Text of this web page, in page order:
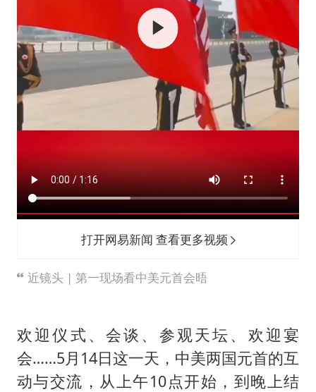
打开网易新闻 查看更多视频
近镜头 | 第一现场看中美元首会晤
欢迎仪式、会谈、参观天坛、欢迎宴
会……5月14日这一天，中美两国元首的互
动与交流，从上午10点开始，到晚上结